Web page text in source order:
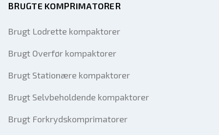
BRUGTE KOMPRIMATORER
Brugt Lodrette kompaktorer
Brugt Overfør kompaktorer
Brugt Stationære kompaktorer
Brugt Selvbeholdende kompaktorer
Brugt Forkrydskomprimatorer